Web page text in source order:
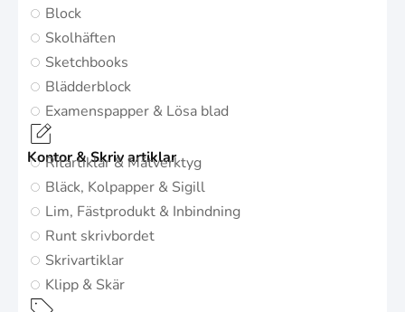
Block
Skolhäften
Sketchbooks
Blädderblock
Examenspapper & Lösa blad
Kontor & Skriv artiklar
Ritartiklar & Mätverktyg
Bläck, Kolpapper & Sigill
Lim, Fästprodukt & Inbindning
Runt skrivbordet
Skrivartiklar
Klipp & Skär